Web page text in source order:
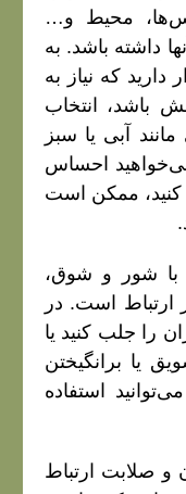
محیط و…
داشته باشد. به
دارید که نیاز به
باشد، انتخاب
مانند آبی یا سبز
احساس
کنید، ممکن است
شور و شوق،
است. در
را جلب کنید یا
یا برانگیختن
استفاده
و صلابت ارتباط